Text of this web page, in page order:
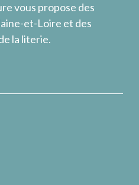
vous propose des
et-Loire et des
la literie.